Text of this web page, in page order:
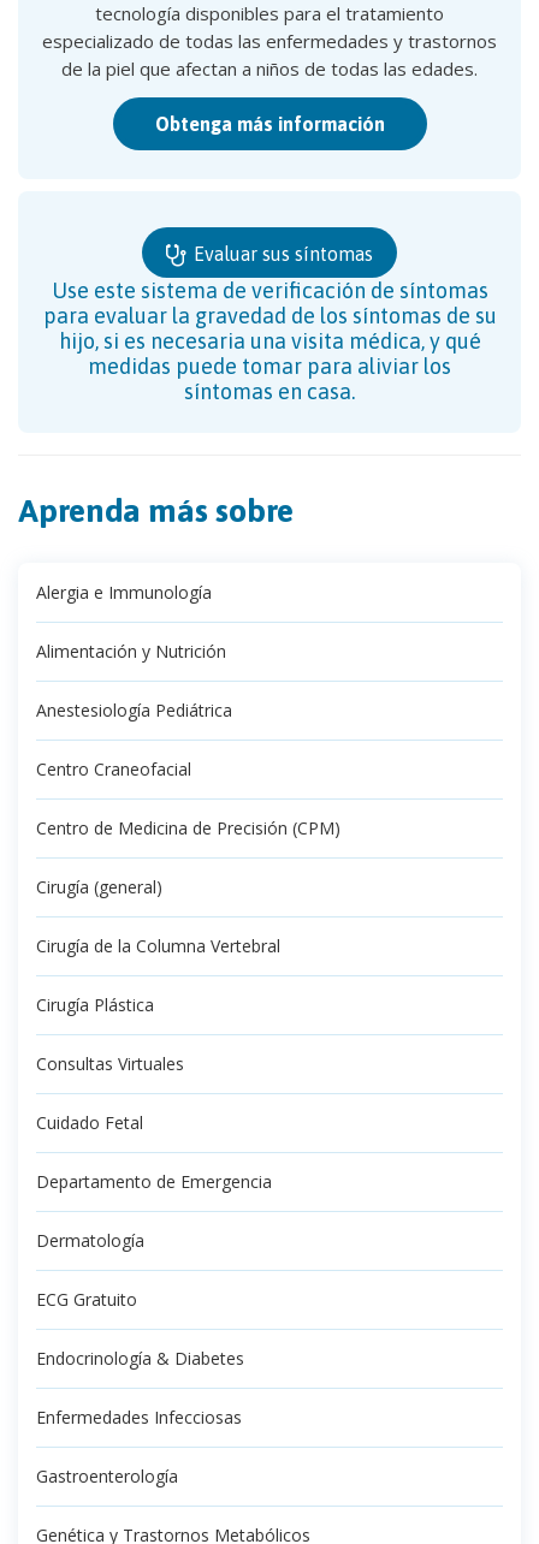
tecnología disponibles para el tratamiento
especializado de todas las enfermedades y trastornos
de la piel que afectan a niños de todas las edades.
Obtenga más información
Evaluar sus síntomas
Use este sistema de verificación de síntomas
para evaluar la gravedad de los síntomas de su
hijo, si es necesaria una visita médica, y qué
medidas puede tomar para aliviar los
síntomas en casa.
Aprenda más sobre
Alergia e Immunología
Alimentación y Nutrición
Anestesiología Pediátrica
Centro Craneofacial
Centro de Medicina de Precisión (CPM)
Cirugía (general)
Cirugía de la Columna Vertebral
Cirugía Plástica
Consultas Virtuales
Cuidado Fetal
Departamento de Emergencia
Dermatología
ECG Gratuito
Endocrinología & Diabetes
Enfermedades Infecciosas
Gastroenterología
Genética y Trastornos Metabólicos